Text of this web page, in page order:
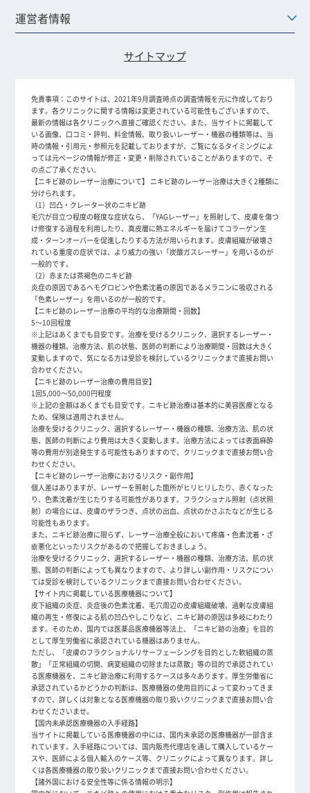
運営者情報
サイトマップ
免責事項： このサイトは、2021年9月調査時点の調査情報を元に作成しており
ます。各クリニックに関する情報は変更されている可能性もございますので、
最新の情報は各クリニックへ直接ご確認ください。また、当サイトに掲載して
いる画像、口コミ・評判、料金情報、取り扱いレーザー・機器の種類等は、当
時の情報・引用元・参照元を記載しておりますが、ご覧になるタイミングによ
っては元ページの情報が修正・変更・削除されていることがありますので、そ
の点ご了承ください。
【ニキビ跡のレーザー治療について】 ニキビ跡のレーザー治療は大きく2種類に
分けられます。
（1）凹凸・クレーター状のニキビ跡
毛穴が目立つ程度の軽度な症状なら、「YAGレーザー」を照射して、皮膚を傷つ
け修復する過程を利用したり、真皮層に熱エネルギーを届けてコラーゲン生
成・ターンオーバーを促進したりする方法が用いられます。皮膚組織が破壊さ
れている重度の症状では、より威力の強い「炭酸ガスレーザー」を用いるのが
一般的です。
（2）赤または茶褐色のニキビ跡
炎症の原因であるヘモグロビンや色素沈着の原因であるメラニンに吸収される
「色素レーザー」を用いるのが一般的です。
【ニキビ跡のレーザー治療の平均的な治療期間・回数】
5～10回程度
※上記はあくまでも目安です。治療を受けるクリニック、選択するレーザー・
機器の種類、治療方法、肌の状態、医師の判断により治療期間・回数は大きく
変動しますので、気になる方は受診を検討しているクリニックまで直接お問い
合わせください。
【ニキビ跡のレーザー治療の費用目安】
1回5,000～50,000円程度
※上記の金額はあくまでも目安です。ニキビ跡治療は基本的に美容医療となる
ため、保険は適用されません。
治療を受けるクリニック、選択するレーザー・機器の種類、治療方法、肌の状
態、医師の判断により費用は大きく変動します。治療方法によっては表面麻酔
等の費用が別途発生する可能性もありますので、クリニックまで直接お問い合
わせください。
【ニキビ跡のレーザー治療におけるリスク・副作用】
個人差はありますが、レーザーを照射した箇所がヒリヒリしたり、赤くなった
り、色素沈着が生じたりする可能性があります。フラクショナル照射（点状照
射）の場合には、皮膚のザラつき、点状の出血、点状のかさぶたなどが生じる
可能性もあります。
また、ニキビ跡治療に限らず、レーザー治療全般において疼痛・色素沈着・ざ
瘡悪化といったリスクがあるので把握しておきましょう。
治療を受けるクリニック、選択するレーザー・機器の種類、治療方法、肌の状
態、医師の判断によっても異なりますので、より詳しい副作用・リスクについ
ては受診を検討しているクリニックまで直接お問い合わせください。
【サイト内に掲載している医療機器について】
皮下組織の炎症、炎症後の色素沈着、毛穴周辺の皮膚組織破壊、過剰な皮膚組
織の再生・修復による肌の凹凸やしこりなど、ニキビ跡の原因は多岐にわたり
ます。そのため、国内では医薬品医療機器等法上、「ニキビ跡の治療」を目的
として厚生労働省に承認されている機器はありません。
ただし、「皮膚のフラクショナルリサーフェーシングを目的とした軟組織の蒸
散」「正常組織の切開、病変組織の切除または蒸散」等の目的で承認されてい
る医療機器を、ニキビ跡治療に利用するケースは多々あります。厚生労働省に
承認されているかどうかの判断は、医療機器の使用目的によって変わってきま
すので、詳しくは対象となる医療機器の取り扱いクリニックまで直接お問い合
わせくださいませ。
【国内未承認医療機器の入手経路】
当サイトに掲載している医療機器の中には、国内未承認の医療機器が一部含ま
れています。入手経路については、国内販売代理店を通して購入しているケー
スや、医師による個人輸入のケース等、クリニックによって異なります。詳し
くは各医療機器の取り扱いクリニックまで直接お問い合わせください。
【諸外国における安全性等に係る情報の明示】